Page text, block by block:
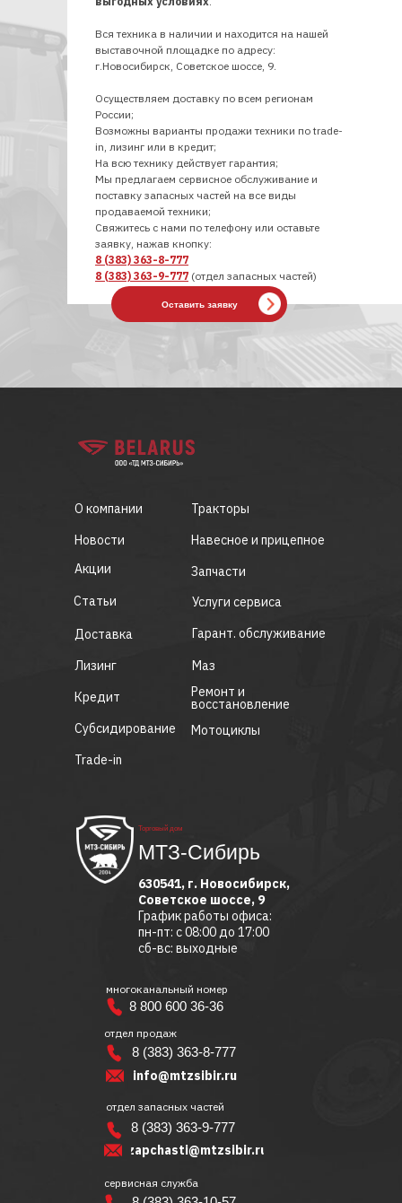
Вся техника в наличии и находится на нашей
выставочной площадке по адресу:
г.Новосибирск, Советское шоссе, 9.
Осуществляем доставку по всем регионам
России;
Возможны варианты продажи техники по trade-
in, лизинг или в кредит;
На всю технику действует гарантия;
Мы предлагаем сервисное обслуживание и
поставку запасных частей на все виды
продаваемой техники;
Свяжитесь с нами по телефону или оставьте
заявку, нажав кнопку:
8 (383) 363-8-777
8 (383) 363-9-777 (отдел запасных частей)
Оставить заявку
Торговый дом
МТЗ-Сибирь
Акции
Статьи
Новости
Trade-in
Субсидирование
Кредит
Лизинг
Ремонт и
восстановление
Гарант. обслуживание
Услуги сервиса
Доставка
Мотоциклы
Маз
Запчасти
Навесное и прицепное
Тракторы
О компании
630541, г. Новосибирск,
Советское шоссе, 9
График работы офиса:
пн-пт: с 08:00 до 17:00
сб-вс: выходные
zapchasti@mtzsibir.ru
отдел запасных частей
сервисная служба
info@mtzsibir.ru
отдел продаж
многоканальный номер
8 800 600 36-36
8 (383) 363-9-777
8 (383) 363-8-777